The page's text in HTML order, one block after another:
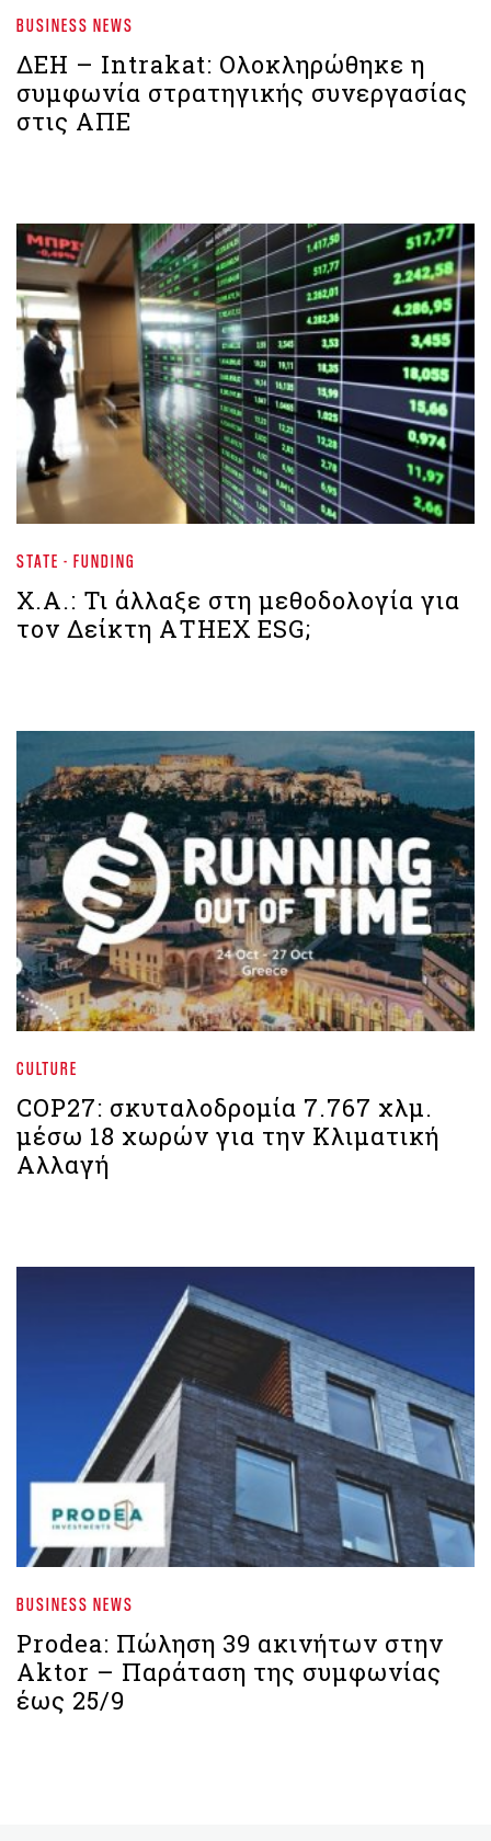
BUSINESS NEWS
ΔΕΗ – Intrakat: Ολοκληρώθηκε η
συμφωνία στρατηγικής συνεργασίας
στις ΑΠΕ
STATE - FUNDING
Χ.Α.: Τι άλλαξε στη μεθοδολογία για
τον Δείκτη ΑΤΗΕΧ ESG;
CULTURE
COP27: σκυταλοδρομία 7.767 χλμ.
μέσω 18 χωρών για την Κλιματική
Αλλαγή
BUSINESS NEWS
Prodea: Πώληση 39 ακινήτων στην
Aktor – Παράταση της συμφωνίας
έως 25/9